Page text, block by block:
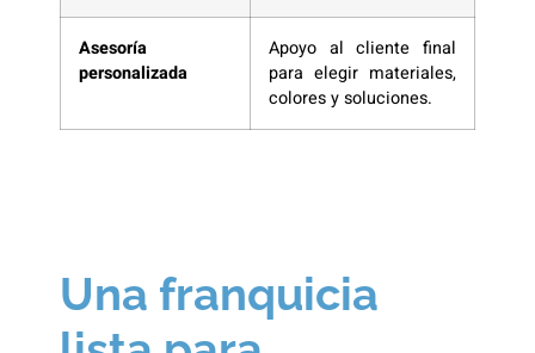
Asesoría
personalizada
Apoyo al cliente final
para elegir materiales,
colores y soluciones.
Una franquicia